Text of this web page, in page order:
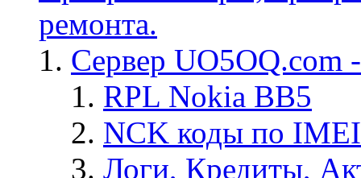
ремонта.
Сервер
RPL Nokia BB5
NCK коды по IMEI
Логи, Кредиты,